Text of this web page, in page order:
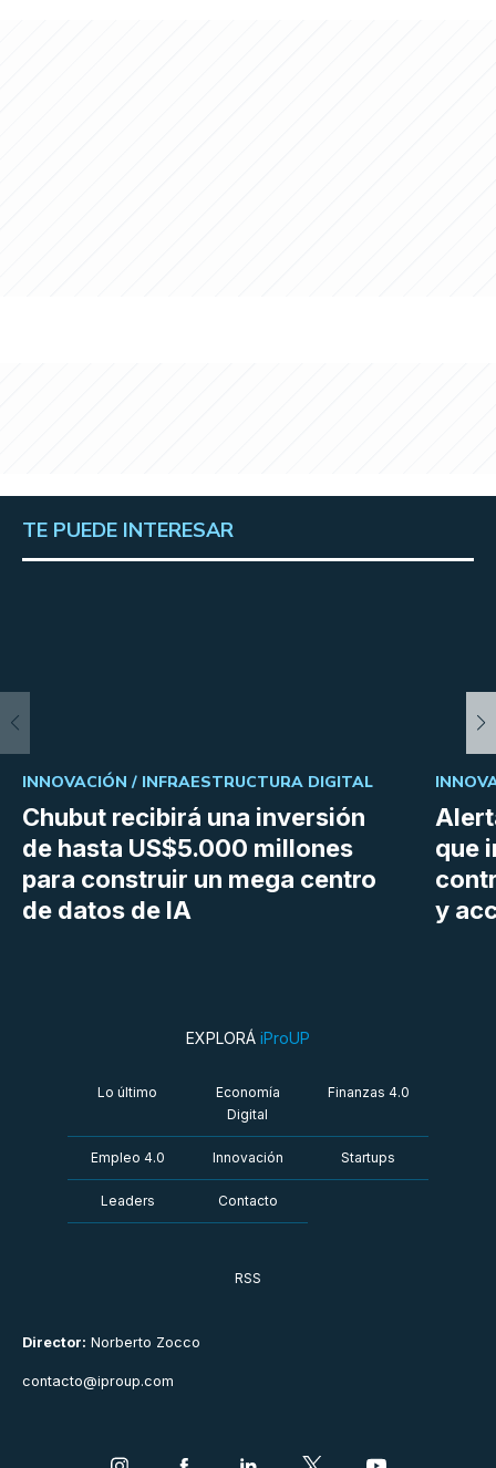
TE PUEDE INTERESAR
Chubut recibirá una inversión
de hasta US$5.000 millones
para construir un mega centro
de datos de IA
INNOVACIÓN / INFRAESTRUCTURA DIGITAL
que
y
Director: Norberto Zocco
contacto@iproup.com
EXPLORÁ iProUP
Lo último
Economía
Digital
Finanzas 4.0
Empleo 4.0 Innovación Startups
Leaders Contacto
RSS